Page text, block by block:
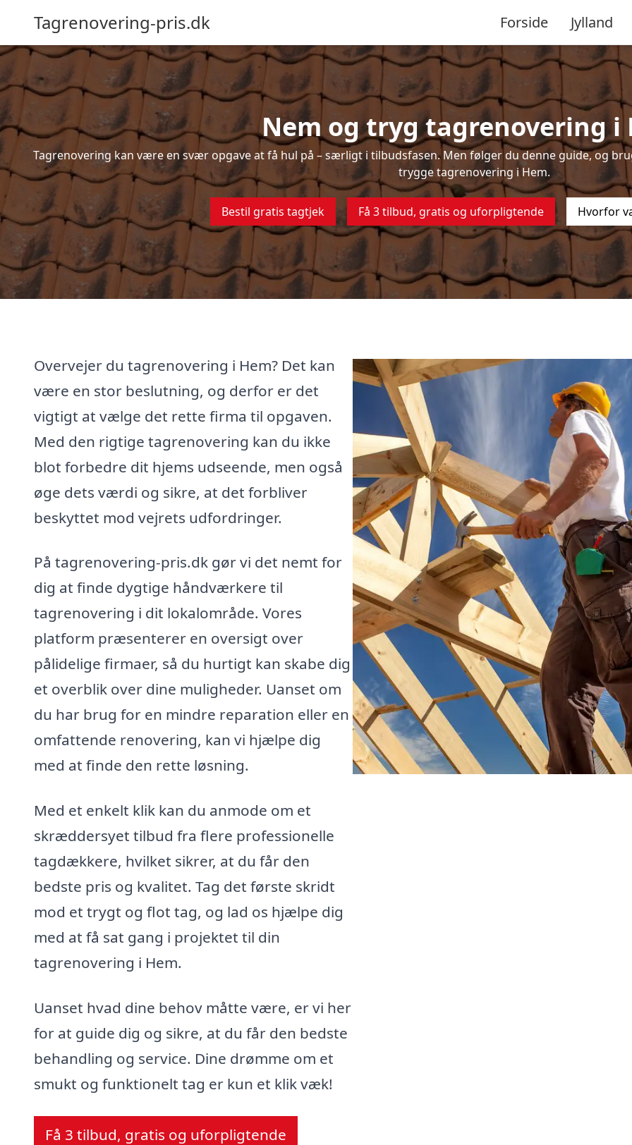
Tagrenovering-pris.dk Forside Jylland
Nem og tryg tagrenovering i
Tagrenovering kan være en svær opgave at få hul på – særligt i tilbudsfasen. Men følger du denne guide, og
trygge tagrenovering i Hem.
Bestil gratis tagtjek Få 3 tilbud, gratis og uforpligtende Hvorfor
Overvejer du tagrenovering i Hem? Det kan
være en stor beslutning, og derfor er det
vigtigt at vælge det rette firma til opgaven.
Med den rigtige tagrenovering kan du ikke
blot forbedre dit hjems udseende, men også
øge dets værdi og sikre, at det forbliver
beskyttet mod vejrets udfordringer.
På tagrenovering-pris.dk gør vi det nemt for
dig at finde dygtige håndværkere til
tagrenovering i dit lokalområde. Vores
platform præsenterer en oversigt over
pålidelige firmaer, så du hurtigt kan skabe dig
et overblik over dine muligheder. Uanset om
du har brug for en mindre reparation eller en
omfattende renovering, kan vi hjælpe dig
med at finde den rette løsning.
Med et enkelt klik kan du anmode om et
skræddersyet tilbud fra flere professionelle
tagdækkere, hvilket sikrer, at du får den
bedste pris og kvalitet. Tag det første skridt
mod et trygt og flot tag, og lad os hjælpe dig
med at få sat gang i projektet til din
tagrenovering i Hem.
Uanset hvad dine behov måtte være, er vi her
for at guide dig og sikre, at du får den bedste
behandling og service. Dine drømme om et
smukt og funktionelt tag er kun et klik væk!
Få 3 tilbud, gratis og uforpligtende